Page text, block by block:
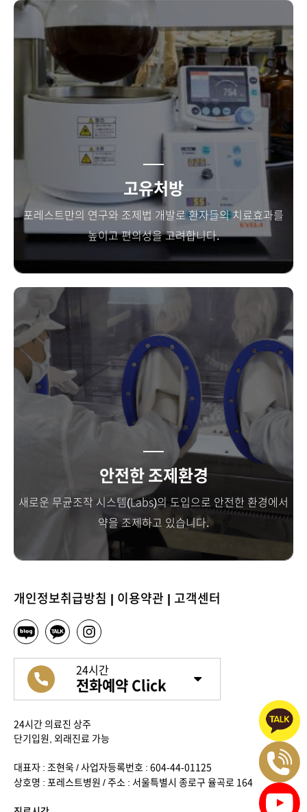
고유처방
포레스트만의 연구와 조제법 개발로 환자들의 치료효과를
높이고 편의성을 고려합니다.
안전한 조제환경
새로운 무균조작 시스템(Labs)의 도입으로 안전한 환경에서
약을 조제하고 있습니다.
대표자 : 조현욱 / 사업자등록번호 : 604-44-01125
상호명 : 포레스트병원 / 주소 : 서울특별시 종로구 율곡로 164
개인정보취급방침 | 이용약관 | 고객센터
24시간
전화예약 Click
24시간 의료진 상주
단기입원, 외래진료 가능